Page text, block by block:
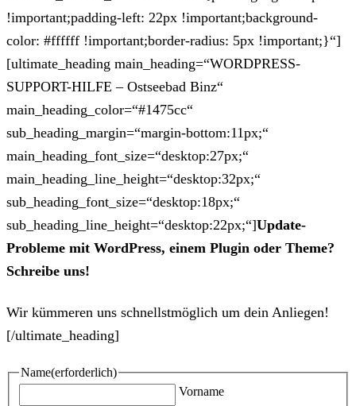
!important;padding-left: 22px !important;background-
color: #ffffff !important;border-radius: 5px !important;}“]
[ultimate_heading main_heading=“WORDPRESS-
SUPPORT-HILFE – Ostseebad Binz“
main_heading_color=“#1475cc“
sub_heading_margin=“margin-bottom:11px;“
main_heading_font_size=“desktop:27px;“
main_heading_line_height=“desktop:32px;“
sub_heading_font_size=“desktop:18px;“
sub_heading_line_height=“desktop:22px;“]Update-
Probleme mit WordPress, einem Plugin oder Theme?
Schreibe uns!
Wir kümmeren uns schnellstmöglich um dein Anliegen!
[/ultimate_heading]
Name(erforderlich)
Vorname